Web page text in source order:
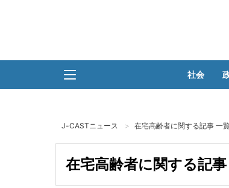
社会
J-CASTニュース 在宅高齢者に関する記事 一
在宅高齢者に関する記